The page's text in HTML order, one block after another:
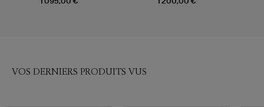
VOS DERNIERS PRODUITS VUS